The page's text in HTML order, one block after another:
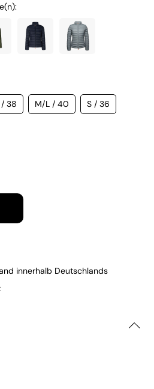
38 M/L / 40 S / 36
innerhalb Deutschlands